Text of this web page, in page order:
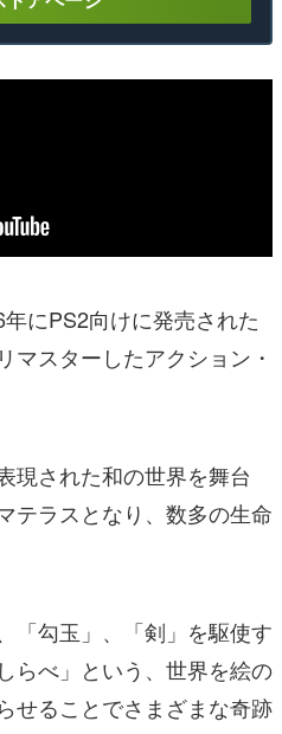
年にPS2向けに発売された
マスターしたアクション・
現された和の世界を舞台
テラスとなり、数多の生命
「勾玉」、「剣」を駆使す
らべ」という、世界を絵の
せることでさまざまな奇跡